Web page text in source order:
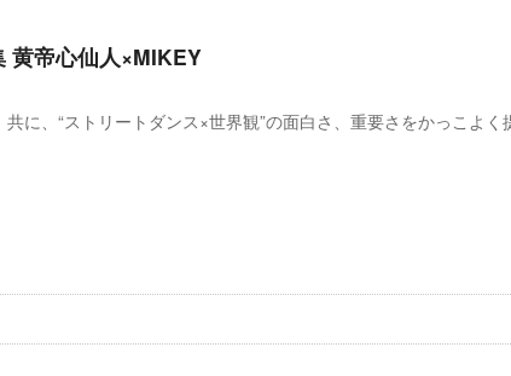
黄帝心仙人×MIKEY
に、“ストリートダンス×世界観”の面白さ、重要さをかっこよ